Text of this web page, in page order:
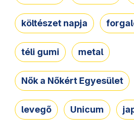
költészet napja
téli gumi metal
Nők a Nőkért Egyesület
levegő Unicum